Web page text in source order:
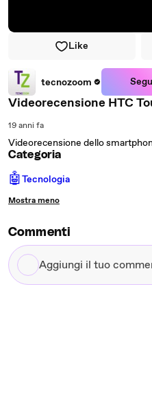
Like
tecnozoom
Videorecensione HTC
19 anni fa
Videorecensione dello
Categoria
🤖Tecnologia
Mostra meno
Commenti
Aggiungi
il